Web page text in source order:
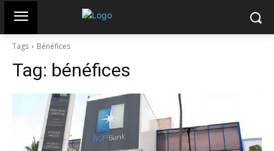
Tags Bénéfices
Tag: bénéfices